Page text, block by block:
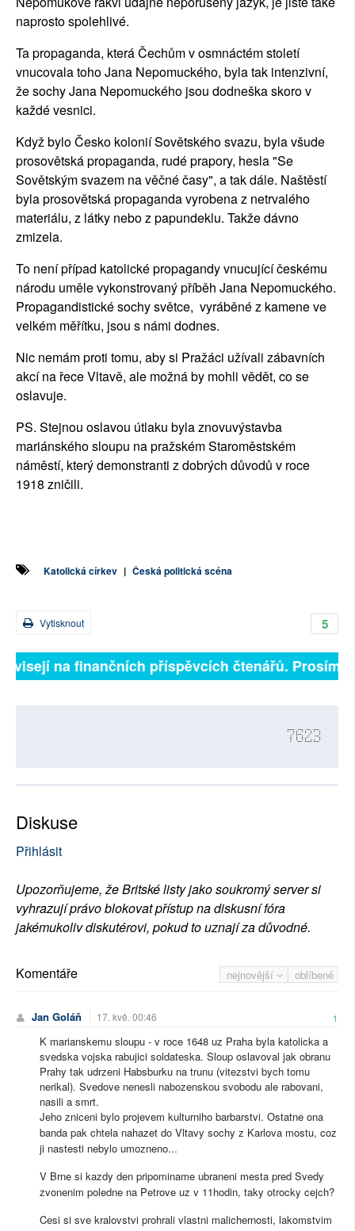
naprosto spolehlivé.
Ta propaganda, která Čechům v osmnáctém století
vnucovala toho Jana Nepomuckého, byla tak intenzivní,
že sochy Jana Nepomuckého jsou dodneška skoro v
každé vesnici.
Když bylo Česko kolonií Sovětského svazu, byla všude
prosovětská propaganda, rudé prapory, hesla "Se
Sovětským svazem na věčné časy", a tak dále. Naštěstí
byla prosovětská propaganda vyrobena z netrvalého
materiálu, z látky nebo z papundeklu. Takže dávno
zmizela.
To není případ katolické propagandy vnucující českému
národu uměle vykonstrovaný příběh Jana Nepomuckého.
Propagandistické sochy světce, vyráběné z kamene ve
velkém měřítku, jsou s námi dodnes.
Nic nemám proti tomu, aby si Pražáci užívali zábavních
akcí na řece Vltavě, ale možná by mohli vědět, co se
oslavuje.
PS. Stejnou oslavou útlaku byla znovuvýstavba
mariánského sloupu na pražském Staroměstském
náměstí, který demonstranti z dobrých důvodů v roce
1918 zničili.
Katolická církev | Česká politická scéna
5
Vytisknout
na finančních příspěvcích čtenářů. Prosíme,
7623
Diskuse
Přihlásit
Upozorňujeme, že Britské listy jako soukromý server si
vyhrazují právo blokovat přístup na diskusní fóra
jakémukoliv diskutérovi, pokud to uznají za důvodné.
nejnovější oblíbené
Komentáře
Jan Goláň 17. kvě. 00:46 1
K marianskemu sloupu - v roce 1648 uz Praha byla katolicka a
svedska vojska rabujici soldateska. Sloup oslavoval jak obranu
Prahy tak udrzeni Habsburku na trunu (vitezstvi bych tomu
nerikal). Svedove nenesli nabozenskou svobodu ale rabovani,
nasili a smrt.
Jeho zniceni bylo projevem kulturniho barbarstvi. Ostatne ona
banda pak chtela nahazet do Vltavy sochy z Karlova mostu, coz
ji nastesti nebylo umozneno...
V Brne si kazdy den pripominame ubraneni mesta pred Svedy
zvonenim poledne na Petrove uz v 11hodin, taky otrocky cejch?
Cesi si sve kralovstvi prohrali vlastni malichernosti, lakomstvim